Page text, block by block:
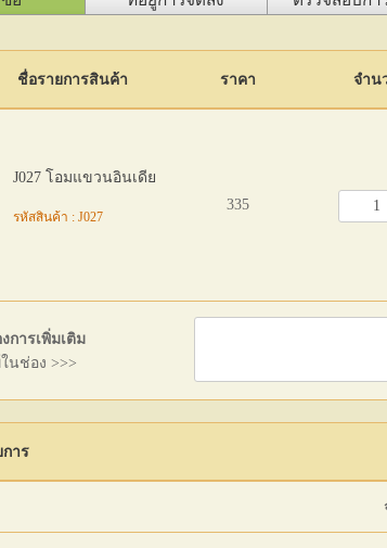
ชื่อรายการสินค้า ราคา จำน
J027 โอมแขวนอินเดีย
รหัสสินค้า : J027
335
การเพิ่มเติม
นช่อง >>>
าร